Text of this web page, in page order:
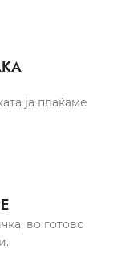
ја плаќаме
во готово